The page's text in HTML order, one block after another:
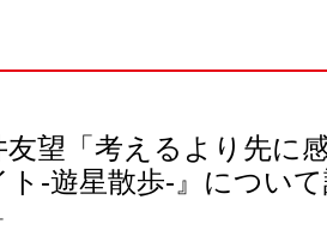
友望「考えるより先に
ト-遊星散歩-』につい